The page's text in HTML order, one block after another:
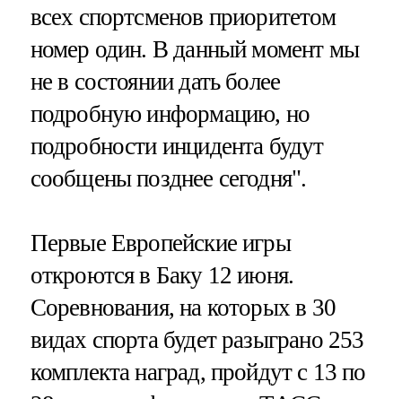
всех спортсменов приоритетом
номер один. В данный момент мы
не в состоянии дать более
подробную информацию, но
подробности инцидента будут
сообщены позднее сегодня".
Первые Европейские игры
откроются в Баку 12 июня.
Соревнования, на которых в 30
видах спорта будет разыграно 253
комплекта наград, пройдут с 13 по